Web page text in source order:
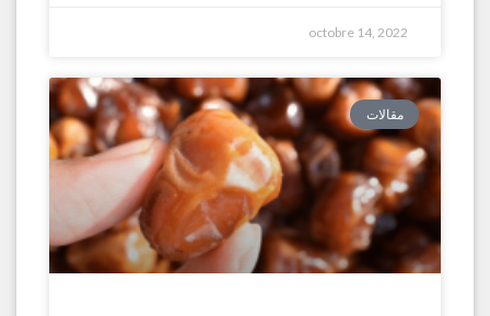
octobre 14, 2022
مقالات